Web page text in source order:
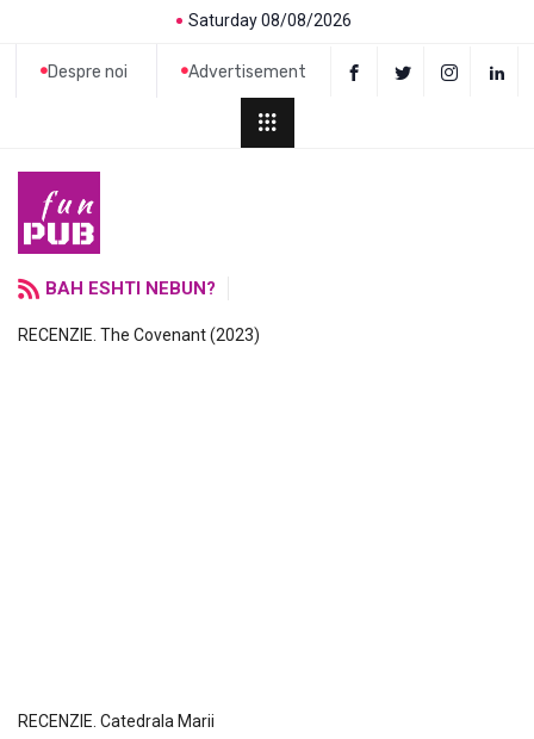
Saturday 08/08/2026
Despre noi Advertisement
BAH ESHTI NEBUN?
RECENZIE. The Covenant (2023)
RECENZIE. Catedrala Marii